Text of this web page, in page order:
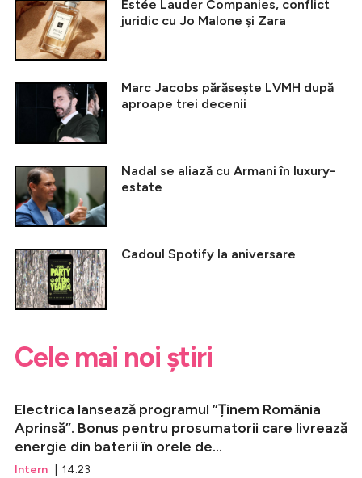
Estée Lauder Companies, conflict
juridic cu Jo Malone și Zara
Marc Jacobs părăsește LVMH după
aproape trei decenii
Nadal se aliază cu Armani în luxury-
estate
Cadoul Spotify la aniversare
Cele mai noi știri
Electrica lansează programul ”Ținem România
Aprinsă”. Bonus pentru prosumatorii care livrează
energie din baterii în orele de...
Intern | 14:23